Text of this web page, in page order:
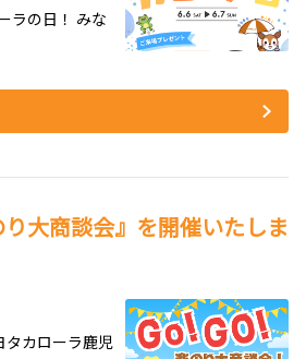
ラの日！ みな
り大商談会』を開催いたしま
タカローラ鹿児